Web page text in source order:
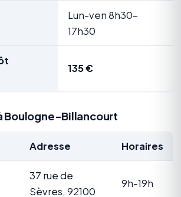
Lun-ven 8h30-
17h30
135 €
Boulogne-Billancourt
Adresse Horaires
37 rue de
Sèvres, 92100
9h-19h